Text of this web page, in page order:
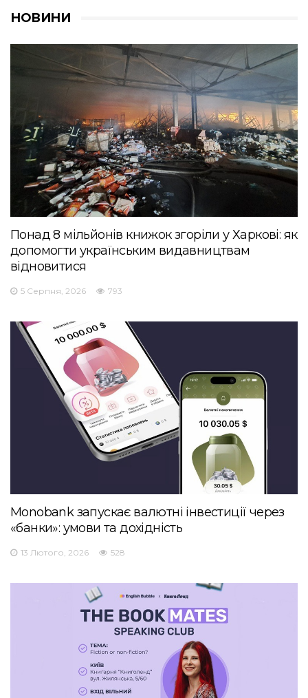
НОВИНИ
Понад 8 мільйонів книжок згоріли у Харкові: як
допомогти українським видавництвам
відновитися
5 Серпня, 2026 793
Monobank запускає валютні інвестиції через
«банки»: умови та дохідність
13 Лютого, 2026 528